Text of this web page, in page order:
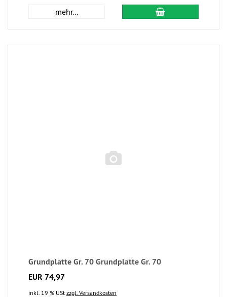
mehr...
Grundplatte Gr. 70 Grundplatte Gr. 70
EUR 74,97
inkl. 19 % USt zzgl. Versandkosten